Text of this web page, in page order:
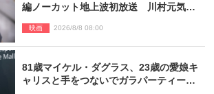
編ノーカット地上波初放送 川村元気監
映画 2026/8/8 08:00
81歳マイケル・ダグラス、23歳の愛娘キ
ャリスと手をつないでガラパーティーに